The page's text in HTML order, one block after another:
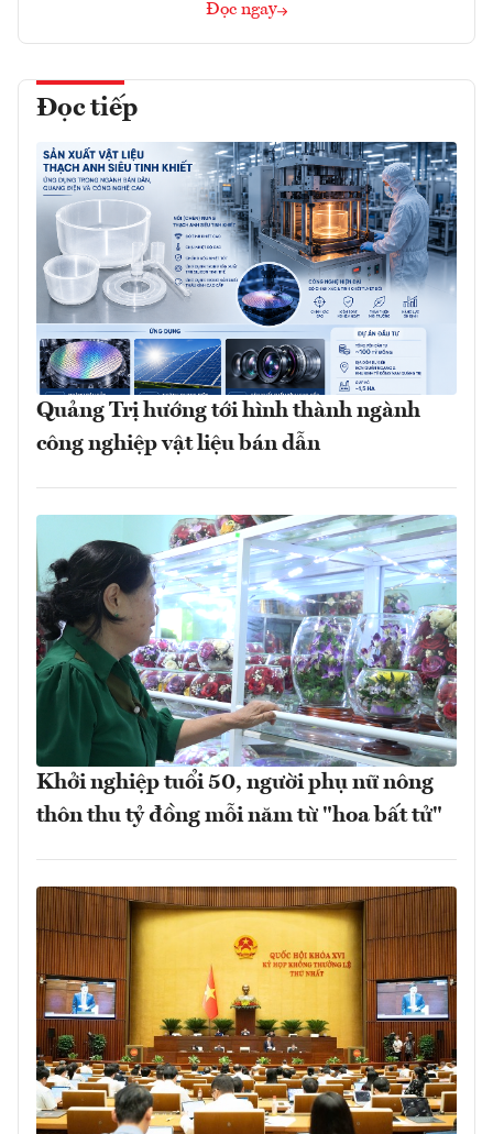
Đọc ngay
Đọc tiếp
Quảng Trị hướng tới hình thành ngành
công nghiệp vật liệu bán dẫn
Khởi nghiệp tuổi 50, người phụ nữ nông
thôn thu tỷ đồng mỗi năm từ "hoa bất tử"